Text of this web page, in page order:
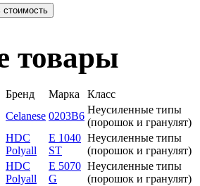
стоимость
товары
Бренд Марка
Класс
Celanese 0203B6
Неусиленные типы
(порошок и гранулят)
HDC
Polyall
E 1040
ST
Неусиленные типы
(порошок и гранулят)
HDC
Polyall
E 5070
G
Неусиленные типы
(порошок и гранулят)